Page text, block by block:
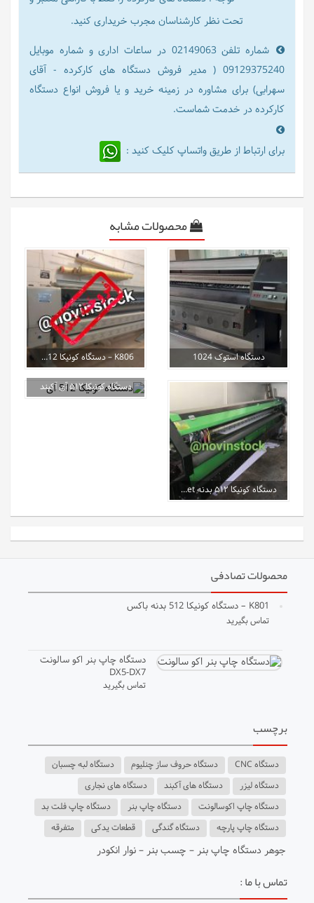
تحت نظر کارشناسان مجرب خریداری کنید.
شماره تلفن 02149063 در ساعات اداری و شماره موبایل
09129375240 ( مدیر فروش دستگاه های کارکرده - آقای
سهرابی) برای مشاوره در زمینه خرید و یا فروش انواع دستگاه
کارکرده در خدمت شماست.
برای ارتباط از طریق واتساپ کلیک کنید :
محصولات مشابه
دستگاه استوک 1024 K806 – دستگاه کونیکا 512 بدنه تاک
دستگاه کونیکا ۵۱۲ بدنه NTjet
دستگاه کونیکا ۵۱۲ آی آکبند
محصولات تصادفی
K801 – دستگاه کونیکا 512 بدنه باکس
تماس بگیرید
دستگاه چاپ بنر اکو سالونت
DX5-DX7
تماس بگیرید
برچسب
دستگاه CNC دستگاه حروف ساز چنلیوم
دستگاه لبه چسبان
دستگاه لیزر
دستگاه های آکبند
دستگاه های نجاری
دستگاه چاپ اکوسالونت
دستگاه چاپ بنر
دستگاه چاپ فلت بد
دستگاه چاپ پارچه
دستگاه گندگی قطعات یدکی متفرقه
جوهر دستگاه چاپ بنر– چسب بنر– نوار انکودر
تماس با ما :